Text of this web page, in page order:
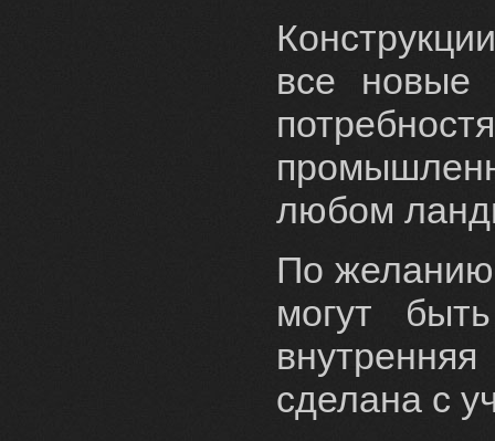
все новые
любом
По желанию
могут
сделана с